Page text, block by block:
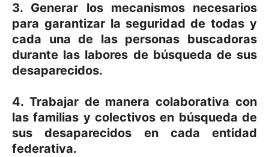
3. Generar los mecanismos necesarios
para garantizar la seguridad de todas y
cada una de las personas buscadoras
durante las labores de búsqueda de sus
desaparecidos.
4. Trabajar de manera colaborativa con
las familias y colectivos en búsqueda de
sus desaparecidos en cada entidad
federativa.